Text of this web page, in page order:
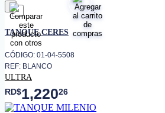
favorito
TANQUE CERES
CÓDIGO: 01-04-5508
REF: BLANCO
ULTRA
RD$1,22026